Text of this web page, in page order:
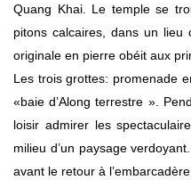
Quang Khai. Le temple se
pitons calcaires, dans un
originale en pierre obéit aux
Les trois grottes: promenade
«baie d’Along terrestre ».
loisir admirer les
milieu d’un paysage
avant le retour à l’embarcadère.